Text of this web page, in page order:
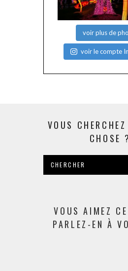
voir plus de
voir le compte
VOUS
CHOSE ?
VOUS AIMEZ
PARLEZ-EN À